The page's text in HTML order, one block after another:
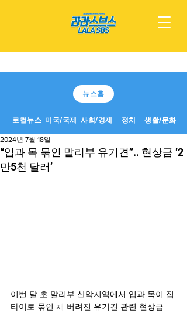
뉴스홈
로컬뉴스 미국/국제 사회/경제 정치 생활/문화
“입과 목 묶인 말리부 유기견”.. 현상금 ‘2
만5천 달러’
2024년 7월 18일
이번 달 초 말리부 산악지역에서 입과 목이 집
타이로 묶인 채 버려진 유기견 관련 현상금